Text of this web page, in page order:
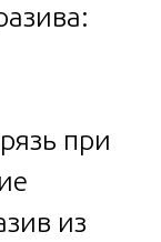
при
из